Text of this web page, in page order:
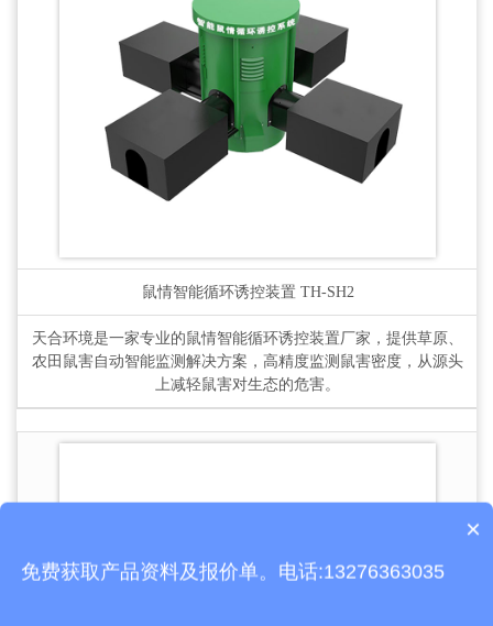
鼠情智能循环诱控装置 TH-SH2
天合环境是一家专业的鼠情智能循环诱控装置厂家，提供草原、
农田鼠害自动智能监测解决方案，高精度监测鼠害密度，从源头
上减轻鼠害对生态的危害。
产品包含安装吗？
×
免费获取产品资料及报价单。电话:13276363035